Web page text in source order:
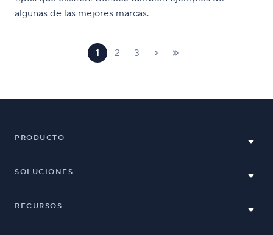
algunas de las mejores marcas.
1 2 3
PRODUCTO
SOLUCIONES
RECURSOS